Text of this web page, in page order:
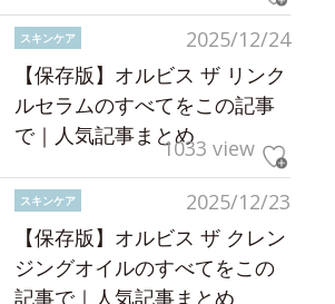
2025/12/24
スキンケア
【保存版】オルビス ザ リンク
ルセラムのすべてをこの記事
で｜人気記事まとめ1033 view
2025/12/23
スキンケア
【保存版】オルビス ザ クレン
ジングオイルのすべてをこの
記事で｜人気記事まとめ